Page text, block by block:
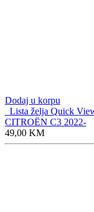
Dodaj u korpu
Lista želja Quick
CITROËN C3 2022-
49,00 KM